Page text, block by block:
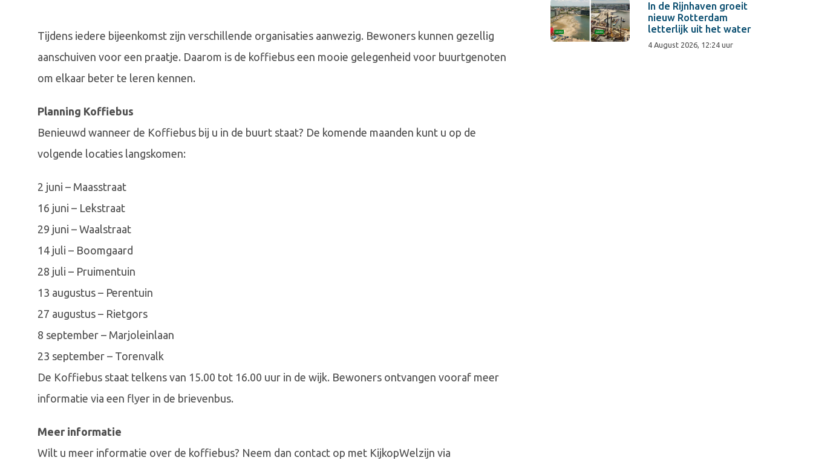
Tijdens iedere bijeenkomst zijn verschillende organisaties aanwezig. Bewoners kunnen gezellig
aanschuiven voor een praatje. Daarom is de koffiebus een mooie gelegenheid voor buurtgenoten
om elkaar beter te leren kennen.
Planning Koffiebus
Benieuwd wanneer de Koffiebus bij u in de buurt staat? De komende maanden kunt u op de
volgende locaties langskomen:
2 juni – Maasstraat
16 juni – Lekstraat
29 juni – Waalstraat
14 juli – Boomgaard
28 juli – Pruimentuin
13 augustus – Perentuin
27 augustus – Rietgors
8 september – Marjoleinlaan
23 september – Torenvalk
De Koffiebus staat telkens van 15.00 tot 16.00 uur in de wijk. Bewoners ontvangen vooraf meer
informatie via een flyer in de brievenbus.
Meer informatie
Wilt u meer informatie over de koffiebus? Neem dan contact op met KijkopWelzijn via
In de Rijnhaven groeit
nieuw Rotterdam
letterlijk uit het water
4 August 2026, 12:24 uur